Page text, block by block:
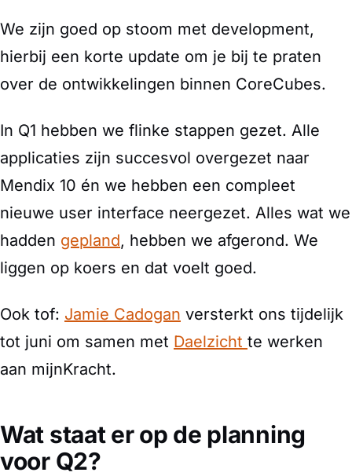
We zijn goed op stoom met development,
hierbij een korte update om je bij te praten
over de ontwikkelingen binnen CoreCubes.
In Q1 hebben we flinke stappen gezet. Alle
applicaties zijn succesvol overgezet naar
Mendix 10 én we hebben een compleet
nieuwe user interface neergezet. Alles wat we
hadden gepland, hebben we afgerond. We
liggen op koers en dat voelt goed.
Ook tof: Jamie Cadogan versterkt ons tijdelijk
tot juni om samen met Daelzicht te werken
aan mijnKracht.
Wat staat er op de planning
voor Q2?